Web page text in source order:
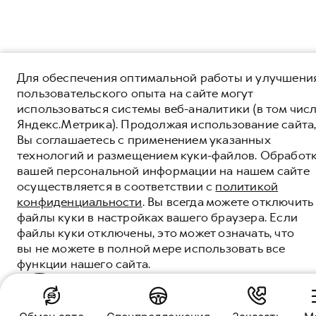
Для обеспечения оптимальной работы и
пользовательского опыта на сайте могут
использоваться системы веб-аналитики (в том
Яндекс.Метрика). Продолжая использование сайта,
Вы соглашаетесь с применением указанных
технологий и размещением куки-файлов.
вашей персональной информации на нашем сайте
осуществляется в соответствии с политикой
конфиденциальности. Вы всегда можете отключить
файлы куки в настройках вашего браузера. Если
файлы куки отключены, это может означать, что
вы не можете в полной мере использовать все
функции нашего сайта.
ПОНЯТНО